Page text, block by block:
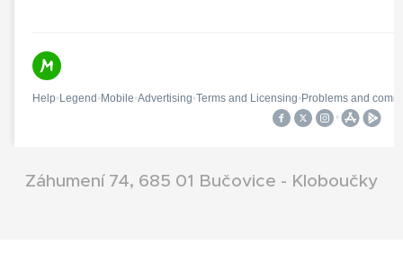
Záhumení 74, 685 01 Bučovice - Kloboučky